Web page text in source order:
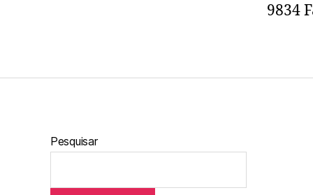
9834
Pesquisar